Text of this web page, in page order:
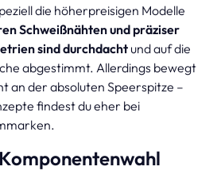
die höherpreisigen Modelle
Schweißnähten und präziser
sind durchdacht und auf die
abgestimmt. Allerdings bewegt
an der absoluten Speerspitze –
findest du eher bei